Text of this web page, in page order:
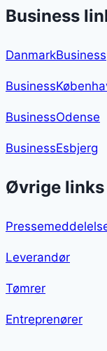
Business
DanmarkBusiness
BusinessOdense
BusinessEsbjerg
Øvrige links
Leverandør
Tømrer
Entreprenører